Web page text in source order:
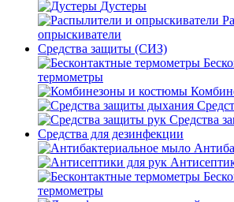
Дустеры
опрыскиватели
Средства защиты (СИЗ)
термометры
Средства
Средства для дезинфекции
термометры